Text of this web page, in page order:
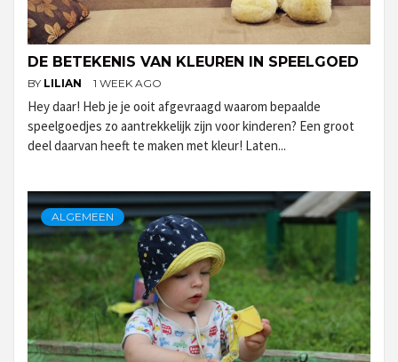
DE BETEKENIS VAN KLEUREN IN SPEELGOED
BY LILIAN 1 WEEK AGO
Hey daar! Heb je je ooit afgevraagd waarom bepaalde
speelgoedjes zo aantrekkelijk zijn voor kinderen? Een groot
deel daarvan heeft te maken met kleur! Laten...
ALGEMEEN